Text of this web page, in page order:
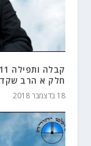
חלק א הרב שקד
18 בדצמבר 2018